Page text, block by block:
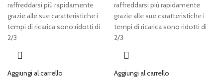
raffreddarsi più rapidamente
grazie alle sue caratteristiche i
tempi di ricarica sono ridotti di
2/3
Aggiungi al carrello
raffreddarsi più rapidamente
grazie alle sue caratteristiche i
tempi di ricarica sono ridotti di
2/3
Aggiungi al carrello